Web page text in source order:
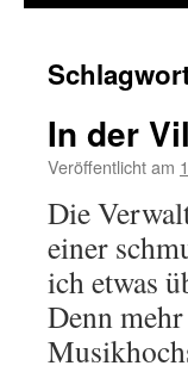
In der
Veröffentlicht am
Die
einer
ich etwas
Denn